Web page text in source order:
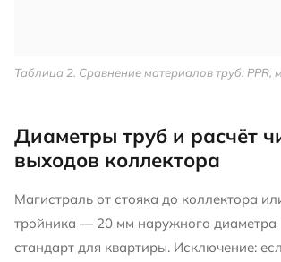
Таблица 2. Сравнение материалов труб: PPR,
Диаметры труб и расчёт
выходов коллектора
Магистраль от стояка до коллектора
тройника — 20 мм наружного диаметра
стандарт для квартиры. Исключение: